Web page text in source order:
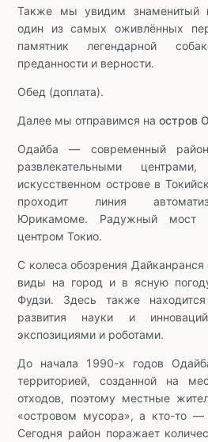
Также мы увидим знаменитый
один из самых оживлённых
памятник легендарной
преданности и верности.
Обед (доплата).
Далее мы отправимся на остров
Одайба — современный
развлекательными
искусственном острове в
проходит линия
Юрикамоме. Радужный мост
центром Токио.
С колеса обозрения
виды на город и в ясную
Фудзи. Здесь также
развития науки и
экспозициями и роботами.
До начала 1990-х годов
территорией, созданной на
отходов, поэтому местные
«островом мусора», а кто-то —
Сегодня район поражает